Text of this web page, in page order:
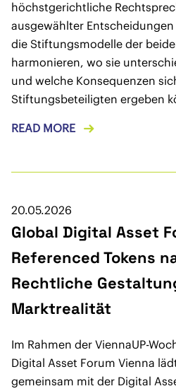
höchstgerichtliche
ausgewählter
die Stiftungsmodelle der
harmonieren, wo sie
und welche Konsequenzen
Stiftungsbeteiligten ergeben
READ MORE
20.05.2026
Global Digital Asset
Referenced Tokens
Rechtliche
Marktrealität
Im Rahmen der ViennaUP-
Digital Asset Forum Vienna
gemeinsam mit der Digital